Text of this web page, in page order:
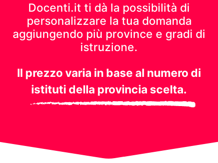
Docenti.it ti dà la possibilità di
personalizzare la tua domanda
aggiungendo più province e gradi di
istruzione.
Il prezzo varia in base al numero di
istituti della provincia scelta.